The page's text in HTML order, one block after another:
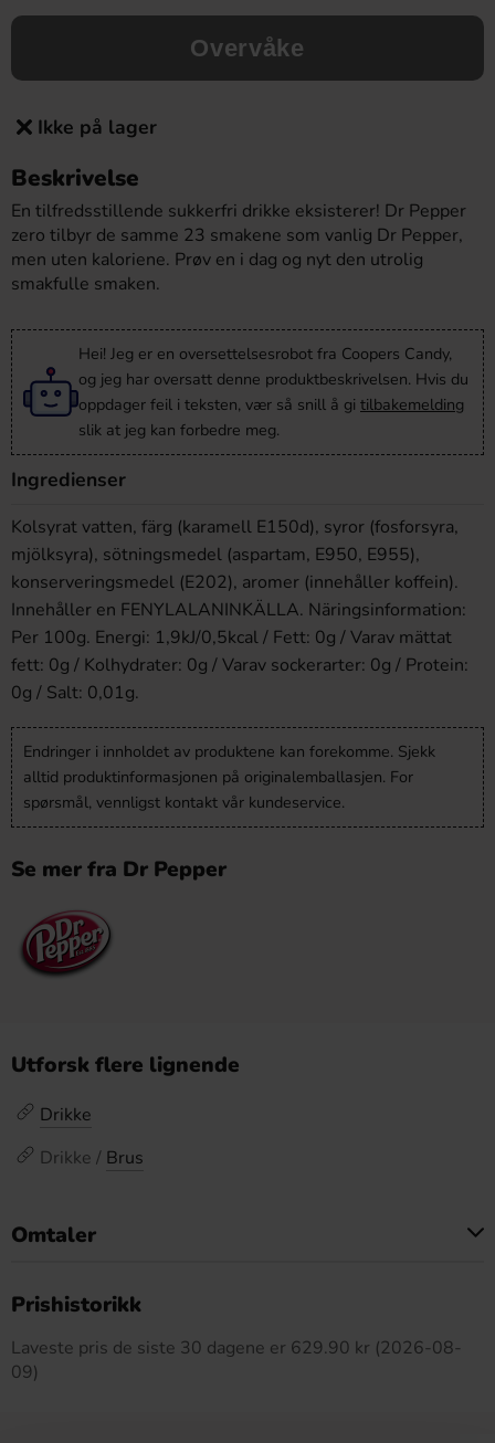
Overvåke
Ikke på lager
Beskrivelse
En tilfredsstillende sukkerfri drikke eksisterer! Dr Pepper
zero tilbyr de samme 23 smakene som vanlig Dr Pepper,
men uten kaloriene. Prøv en i dag og nyt den utrolig
smakfulle smaken.
Hei! Jeg er en oversettelsesrobot fra Coopers Candy,
og jeg har oversatt denne produktbeskrivelsen. Hvis du
oppdager feil i teksten, vær så snill å gi tilbakemelding
slik at jeg kan forbedre meg.
Ingredienser
Kolsyrat vatten, färg (karamell E150d), syror (fosforsyra,
mjölksyra), sötningsmedel (aspartam, E950, E955),
konserveringsmedel (E202), aromer (innehåller koffein).
Innehåller en FENYLALANINKÄLLA. Näringsinformation:
Per 100g. Energi: 1,9kJ/0,5kcal / Fett: 0g / Varav mättat
fett: 0g / Kolhydrater: 0g / Varav sockerarter: 0g / Protein:
0g / Salt: 0,01g.
Endringer i innholdet av produktene kan forekomme. Sjekk
alltid produktinformasjonen på originalemballasjen. For
spørsmål, vennligst kontakt vår kundeservice.
Se mer fra Dr Pepper
Utforsk flere lignende
Drikke
Drikke / Brus
Omtaler
Prishistorikk
Laveste pris de siste 30 dagene er 629.90 kr (2026-08-
09)